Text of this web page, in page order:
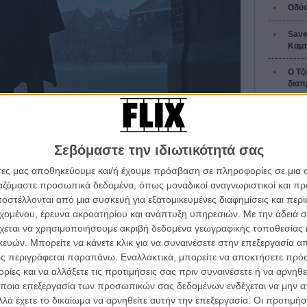
Σεβόμαστε την ιδιωτικότητά σας
μας αποθηκεύουμε και/ή έχουμε πρόσβαση σε πληροφορίες σε
προσωπικά δεδομένα, όπως μοναδικοί αναγνωριστικοί και
από μια συσκευή για εξατομικευμένες διαφημίσεις και
έρευνα ακροατηρίου και ανάπτυξη υπηρεσιών. Με την άδειά
να χρησιμοποιήσουμε ακριβή δεδομένα γεωγραφικής τοποθεσίας
Μπορείτε να κάνετε κλικ για να συναινέσετε στην επεξεργασία
περιγράφεται παραπάνω. Εναλλακτικά, μπορείτε να αποκτήσετε
και να αλλάξετε τις προτιμήσεις σας πριν συναινέσετε ή να
επεξεργασία των προσωπικών σας δεδομένων ενδέχεται να μην
έχετε το δικαίωμα να αρνηθείτε αυτήν την επεξεργασία. Οι
που θα αφήσει πίσω του 131 άψυχα
και φύλακας ασφαλείας είναι ο μοναδικός
ότι το παραπάνω γεγονός δεν είναι το μόνο
θα συναντήσει τον Ιλάιζα Πρινς, έναν ιδιόμορφο
που θα επιχειρήσει να ρίξει φως στις ανεξήγητες
Ο
10
Θέλω
τα βλέπεις όλα σινεμά...
εβδομάδα
τρόπο του flix
του flix, στο inbox σου